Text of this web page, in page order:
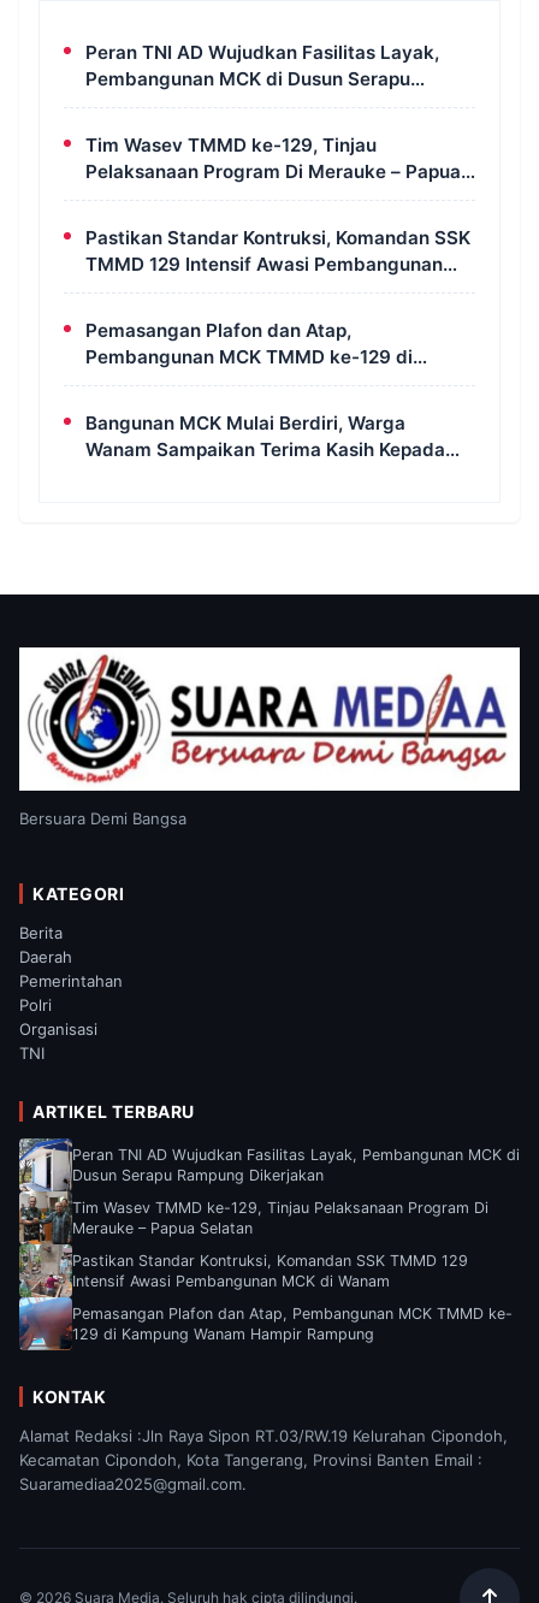
Peran TNI AD Wujudkan Fasilitas Layak,
Pembangunan MCK di Dusun Serapu
Rampung Dikerjakan
Tim Wasev TMMD ke-129, Tinjau
Pelaksanaan Program Di Merauke – Papua
Selatan
Pastikan Standar Kontruksi, Komandan SSK
TMMD 129 Intensif Awasi Pembangunan
MCK di Wanam
Pemasangan Plafon dan Atap,
Pembangunan MCK TMMD ke-129 di
Kampung Wanam Hampir Rampung
Bangunan MCK Mulai Berdiri, Warga
Wanam Sampaikan Terima Kasih Kepada
Bersuara Demi Bangsa
KATEGORI
Berita
Daerah
Pemerintahan
Polri
Organisasi
TNI
ARTIKEL TERBARU
Peran TNI AD Wujudkan Fasilitas Layak, Pembangunan MCK di
Dusun Serapu Rampung Dikerjakan
Tim Wasev TMMD ke-129, Tinjau Pelaksanaan Program Di
Merauke – Papua Selatan
Pastikan Standar Kontruksi, Komandan SSK TMMD 129
Intensif Awasi Pembangunan MCK di Wanam
Pemasangan Plafon dan Atap, Pembangunan MCK TMMD ke-
129 di Kampung Wanam Hampir Rampung
KONTAK
Alamat Redaksi :Jln Raya Sipon RT.03/RW.19 Kelurahan Cipondoh,
Kecamatan Cipondoh, Kota Tangerang, Provinsi Banten Email :
Suaramediaa2025@gmail.com.
© 2026 Suara Media. Seluruh hak cipta dilindungi.